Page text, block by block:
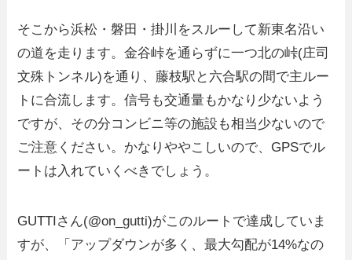
そこから浜松・磐田・掛川をスルーして新東名沿い
の道を走ります。金谷峠を通らずに一つ北の峠(庄司
文殊トンネル)を通り、藤枝駅と六合駅の間で主ルー
トに合流します。信号も交通量もかなり少ないよう
ですが、その分コンビニ等の施設も相当少ないので
ご注意ください。かなりややこしいので、GPSでル
ートは入れていくべきでしょう。
GUTTIさん(@on_gutti)がこのルートで達成していま
すが、「アップダウンが多く、最大勾配が14%なの